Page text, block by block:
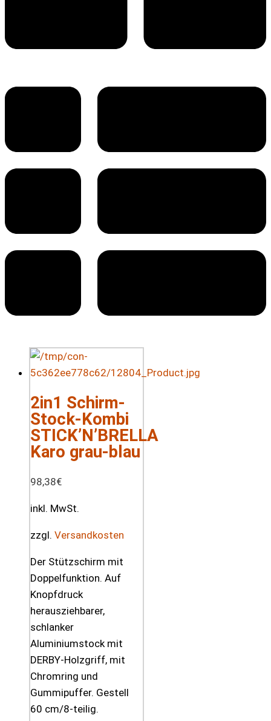
2in1 Schirm-
Stock-Kombi
STICK’N’BRELLA
Karo grau-blau
98,38€
inkl. MwSt.
zzgl. Versandkosten
Der Stützschirm mit
Doppelfunktion. Auf
Knopfdruck
herausziehbarer,
schlanker
Aluminiumstock mit
DERBY-Holzgriff, mit
Chromring und
Gummipuffer. Gestell
60 cm/8-teilig.